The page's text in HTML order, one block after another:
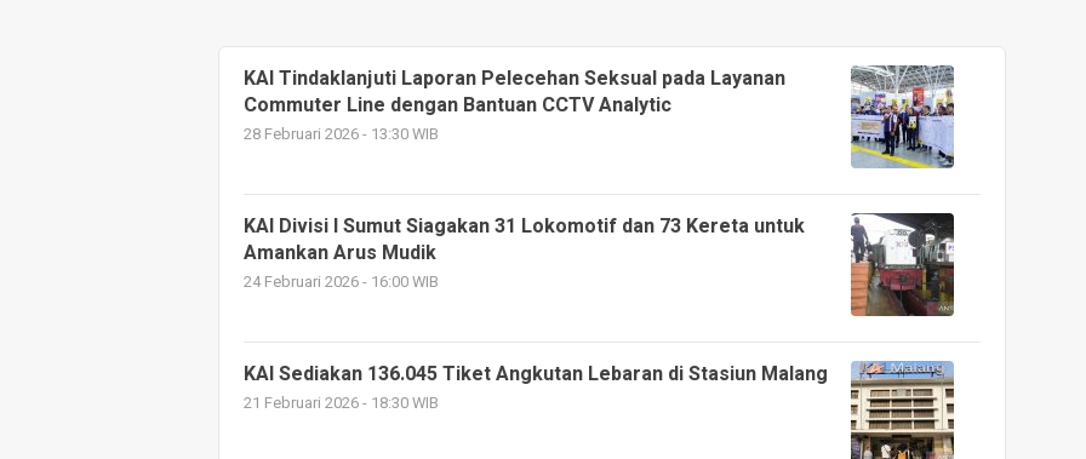
KAI Tindaklanjuti Laporan Pelecehan Seksual pada Layanan
Commuter Line dengan Bantuan CCTV Analytic
28 Februari 2026 - 13:30 WIB
KAI Divisi I Sumut Siagakan 31 Lokomotif dan 73 Kereta untuk
Amankan Arus Mudik
24 Februari 2026 - 16:00 WIB
KAI Sediakan 136.045 Tiket Angkutan Lebaran di Stasiun Malang
21 Februari 2026 - 18:30 WIB